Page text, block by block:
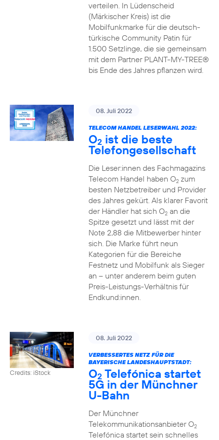
verteilen. In Lüdenscheid
(Märkischer Kreis) ist die
Mobilfunkmarke für die deutsch-
türkische Community Patin für
1.500 Setzlinge, die sie gemeinsam
mit dem Partner PLANT-MY-TREE®
bis Ende des Jahres pflanzen wird.
08. Juli 2022
TELECOM HANDEL LESERWAHL 2022:
O2 ist die beste
Telefongesellschaft
Die Leser:innen des Fachmagazins
Telecom Handel haben O2zum
besten Netzbetreiber und Provider
des Jahres gekürt. Als klarer Favorit
der Händler hat sich O2an die
Spitze gesetzt und lässt mit der
Note 2,88 die Mitbewerber hinter
sich. Die Marke führt neun
Kategorien für die Bereiche
Festnetz und Mobilfunk als Sieger
an – unter anderem beim guten
Preis-Leistungs-Verhältnis für
Endkund:innen.
Credits: iStock
08. Juli 2022
VERBESSERTES NETZ FÜR DIE
BAYERISCHE LANDESHAUPTSTADT:
O2 Telefónica startet
5G in der Münchner
U-Bahn
Der Münchner
Telekommunikationsanbieter O2
Telefónica startet sein schnelles